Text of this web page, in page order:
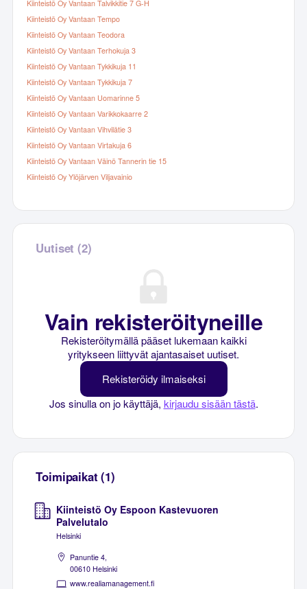
Kiinteistö Oy Vantaan Talvikkitie 7 G-H
Kiinteistö Oy Vantaan Tempo
Kiinteistö Oy Vantaan Teodora
Kiinteistö Oy Vantaan Terhokuja 3
Kiinteistö Oy Vantaan Tykkikuja 11
Kiinteistö Oy Vantaan Tykkikuja 7
Kiinteistö Oy Vantaan Uomarinne 5
Kiinteistö Oy Vantaan Varikkokaarre 2
Kiinteistö Oy Vantaan Vihvilätie 3
Kiinteistö Oy Vantaan Virtakuja 6
Kiinteistö Oy Vantaan Väinö Tannerin tie 15
Kiinteistö Oy Ylöjärven Viljavainio
Uutiset (2)
Vain rekisteröityneille
Rekisteröitymällä pääset lukemaan kaikki
yritykseen liittyvät ajantasaiset uutiset.
Rekisteröidy ilmaiseksi
Jos sinulla on jo käyttäjä, kirjaudu sisään tästä.
Toimipaikat (1)
Kiinteistö Oy Espoon Kastevuoren
Palvelutalo
Helsinki
Panuntie 4,
00610 Helsinki
www.realiamanagement.fi